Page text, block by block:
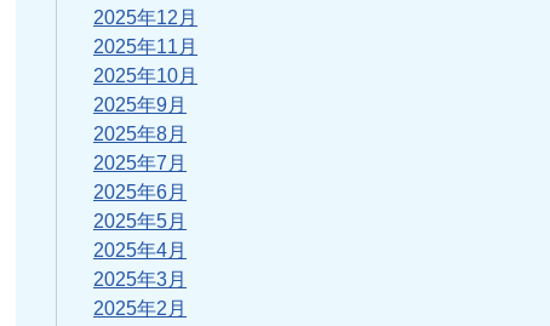
2025年12月
2025年11月
2025年10月
2025年9月
2025年8月
2025年7月
2025年6月
2025年5月
2025年4月
2025年3月
2025年2月